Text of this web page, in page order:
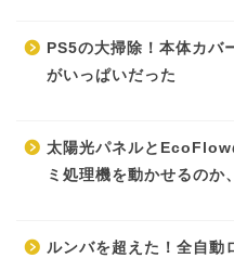
PS5の大掃除！本体カバ
がいっぱいだった
太陽光パネルとEcoFlow
ミ処理機を動かせるのか
ルンバを超えた！全自動